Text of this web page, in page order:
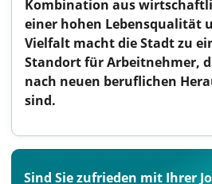
Kombination aus
einer hohen Lebensqualität
Vielfalt macht die Stadt zu
Standort für Arbeitnehmer,
nach neuen beruflichen
sind.
Sind Sie zufrieden mit Ihrer